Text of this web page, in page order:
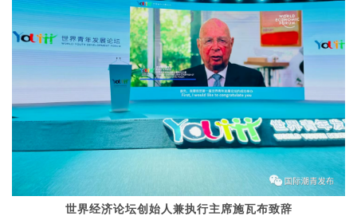
世界经济论坛创始人兼执行主席施瓦布致辞